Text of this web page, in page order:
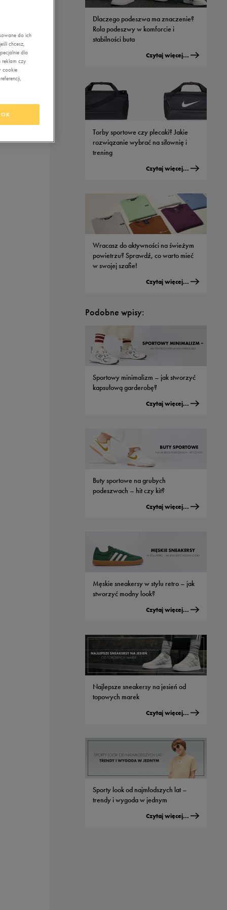
Dlaczego podeszwa ma znaczenie?
Rola podeszwy w komforcie i
stabilności buta
Czytaj więcej...
Torby sportowe czy plecaki? Jakie
rozwiązanie wybrać na siłownię i
trening
Czytaj więcej...
Wracasz do aktywności na świeżym
powietrzu? Sprawdź, co warto mieć
w swojej szafie!
Czytaj więcej...
Podobne wpisy:
Sportowy minimalizm – jak stworzyć
kapsułową garderobę?
Czytaj więcej...
Buty sportowe na grubych
podeszwach – hit czy kit?
Czytaj więcej...
Męskie sneakersy w stylu retro – jak
stworzyć modny look?
Czytaj więcej...
Najlepsze sneakersy na jesień od
topowych marek
Czytaj więcej...
Sporty look od najmłodszych lat –
trendy i wygoda w jednym
Czytaj więcej...
do ich
chcesz,
dla
reklam czy
cookie
OK